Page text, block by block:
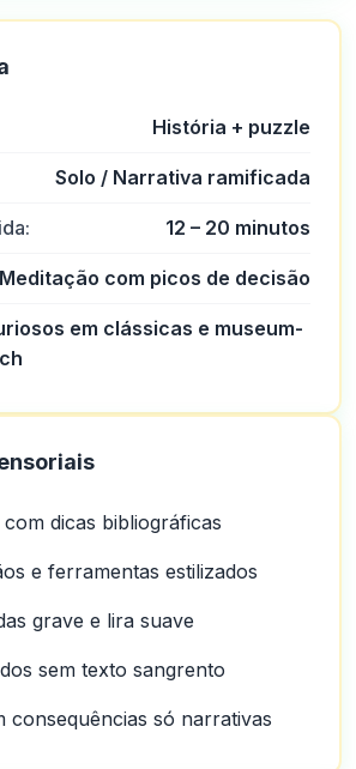
História + puzzle
Solo / Narrativa ramificada
12 – 20 minutos
Meditação com picos de decisão
em clássicas e museum-
dicas bibliográficas
e ferramentas estilizados
grave e lira suave
sem texto sangrento
consequências só narrativas